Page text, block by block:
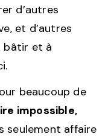
d’autres
et d’autres
bâtir et à
beaucoup de
impossible,
seulement affaire